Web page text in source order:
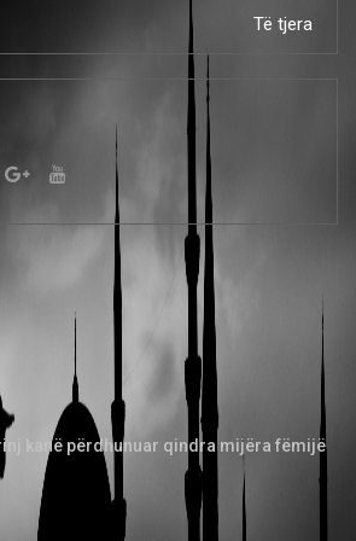
Të tjera
kanë përdhunuar qindra mijëra fëmijë